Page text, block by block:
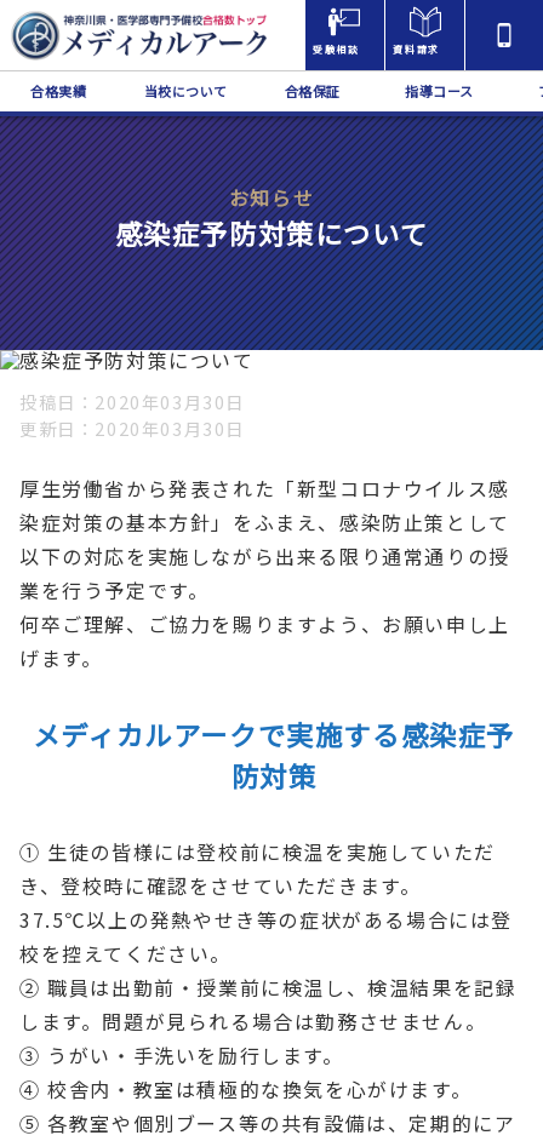
受験相談 資料請求
合格実績 当校について 合格保証 指導コース
お知らせ
感染症予防対策について
投稿日
2020年03月30日
更新日
2020年03月30日
厚生労働省から発表された「新型コロナウイルス感
染症対策の基本方針」をふまえ、感染防止策として
以下の対応を実施しながら出来る限り通常通りの授
業を行う予定です。
何卒ご理解、ご協力を賜りますよう、お願い申し上
げます。
メディカルアークで実施する感染症予
防対策
① 生徒の皆様には登校前に検温を実施していただ
き、登校時に確認をさせていただきます。
37.5℃以上の発熱やせき等の症状がある場合には登
校を控えてください。
② 職員は出勤前・授業前に検温し、検温結果を記録
します。問題が見られる場合は勤務させません。
③ うがい・手洗いを励行します。
④ 校舎内・教室は積極的な換気を心がけます。
⑤ 各教室や個別ブース等の共有設備は、定期的にア